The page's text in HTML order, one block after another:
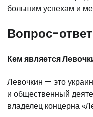
большим успехам и
Вопрос-
Кем является
Левочкин — это
и общественный
владелец концерна